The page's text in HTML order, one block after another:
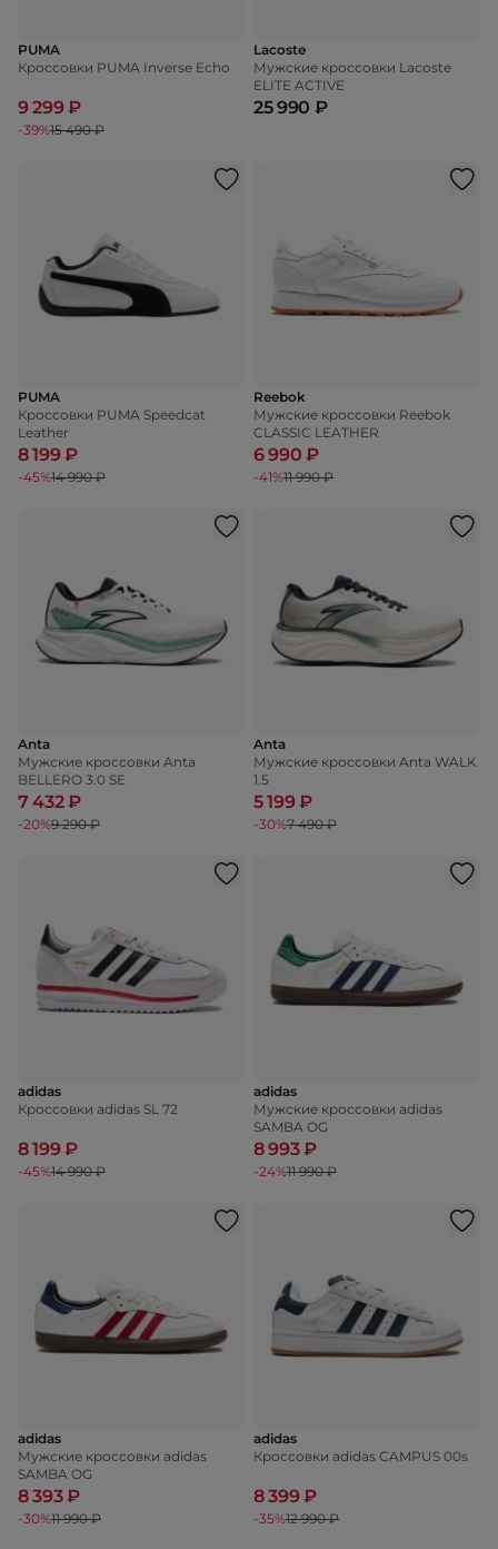
PUMA
Кроссовки PUMA Inverse Echo
9 299 ₽
-39%15 490 ₽
Lacoste
Мужские кроссовки Lacoste
ELITE ACTIVE
25 990 ₽
PUMA
Кроссовки PUMA Speedcat
Leather
8 199 ₽
-45%14 990 ₽
Reebok
Мужские кроссовки Reebok
CLASSIC LEATHER
6 990 ₽
-41%11 990 ₽
Anta
Мужские кроссовки Anta
BELLERO 3.0 SE
7 432 ₽
-20%9 290 ₽
Anta
Мужские кроссовки Anta WALK
1.5
5 199 ₽
-30%7 490 ₽
adidas
Кроссовки adidas SL 72
8 199 ₽
-45%14 990 ₽
adidas
Мужские кроссовки adidas
SAMBA OG
8 993 ₽
-24%11 990 ₽
adidas
Мужские кроссовки adidas
SAMBA OG
8 393 ₽
-30%11 990 ₽
adidas
Кроссовки adidas CAMPUS 00s
8 399 ₽
-35%12 990 ₽